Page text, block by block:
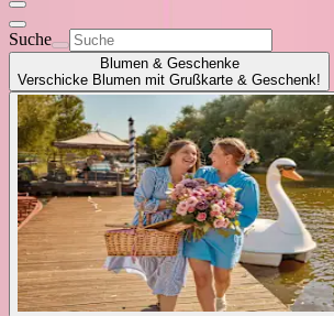
Suche
Blumen & Geschenke
Verschicke Blumen mit Grußkarte & Geschenk!